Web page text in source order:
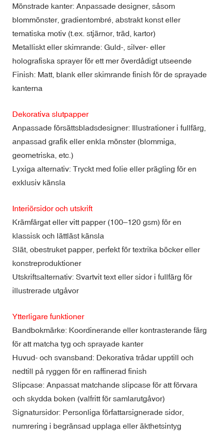
Mönstrade kanter: Anpassade designer, såsom
blommönster, gradientombré, abstrakt konst eller
tematiska motiv (t.ex. stjärnor, träd, kartor)
Metalliskt eller skimrande: Guld-, silver- eller
holografiska sprayer för ett mer överdådigt utseende
Finish: Matt, blank eller skimrande finish för de sprayade
kanterna
Dekorativa slutpapper
Anpassade försättsbladsdesigner: Illustrationer i fullfärg,
anpassad grafik eller enkla mönster (blommiga,
geometriska, etc.)
Lyxiga alternativ: Tryckt med folie eller prägling för en
exklusiv känsla
Interiörsidor och utskrift
Krämfärgat eller vitt papper (100–120 gsm) för en
klassisk och lättläst känsla
Slät, obestruket papper, perfekt för textrika böcker eller
konstreproduktioner
Utskriftsalternativ: Svartvit text eller sidor i fullfärg för
illustrerade utgåvor
Ytterligare funktioner
Bandbokmärke: Koordinerande eller kontrasterande färg
för att matcha tyg och sprayade kanter
Huvud- och svansband: Dekorativa trådar upptill och
nedtill på ryggen för en raffinerad finish
Slipcase: Anpassat matchande slipcase för att förvara
och skydda boken (valfritt för samlarutgåvor)
Signatursidor: Personliga författarsignerade sidor,
numrering i begränsad upplaga eller äkthetsintyg